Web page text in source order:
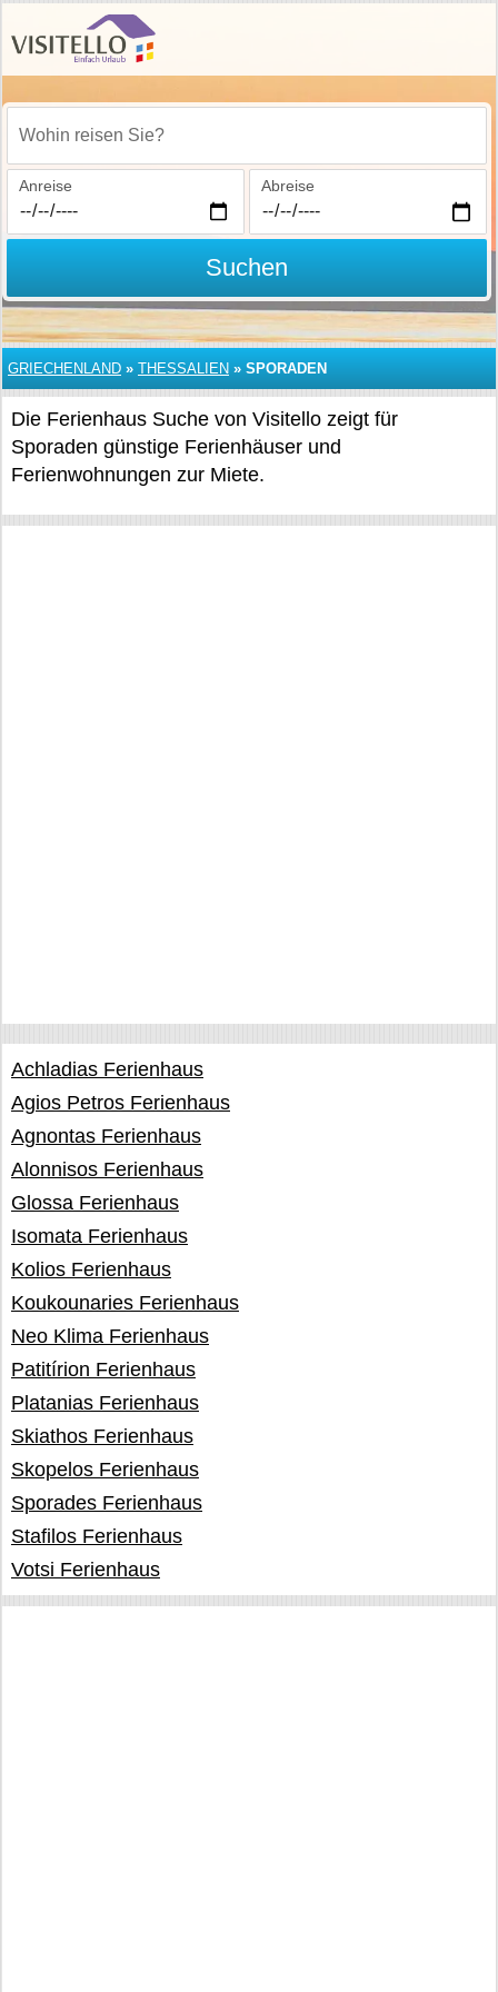
Wohin reisen Sie?
Anreise Abreise
Suchen
GRIECHENLAND » THESSALIEN » SPORADEN
Die Ferienhaus Suche von Visitello zeigt für
Sporaden günstige Ferienhäuser und
Ferienwohnungen zur Miete.
Achladias Ferienhaus
Agios Petros Ferienhaus
Agnontas Ferienhaus
Alonnisos Ferienhaus
Glossa Ferienhaus
Isomata Ferienhaus
Kolios Ferienhaus
Koukounaries Ferienhaus
Neo Klima Ferienhaus
Patitírion Ferienhaus
Platanias Ferienhaus
Skiathos Ferienhaus
Skopelos Ferienhaus
Sporades Ferienhaus
Stafilos Ferienhaus
Votsi Ferienhaus